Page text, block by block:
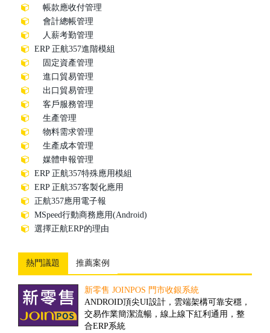
帳款應收付管理
會計總帳管理
人薪考勤管理
ERP 正航357進階模組
固定資產管理
進口貿易管理
出口貿易管理
客戶服務管理
生產管理
物料需求管理
生產成本管理
媒體申報管理
ERP 正航357特殊應用模組
ERP 正航357客製化應用
正航357應用電子報
MSpeed行動商務應用(Android)
選擇正航ERP的理由
熱門議題 推薦案例
新零售 JOINPOS 門市收銀系統
ANDROID頂尖UI設計，雲端架構可靠安穩，
交易作業簡潔流暢，線上線下紅利通用，整
合ERP系統
倉儲物流業客製案例
隨著全球經濟一體化的趨勢，現代物流將成
為未來經濟發展的重要產業。然而，ERP技術
的引入，可推動物流業的發展、加速物流業